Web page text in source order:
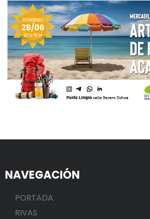
NAVEGACIÓN
PORTADA
RIVAS